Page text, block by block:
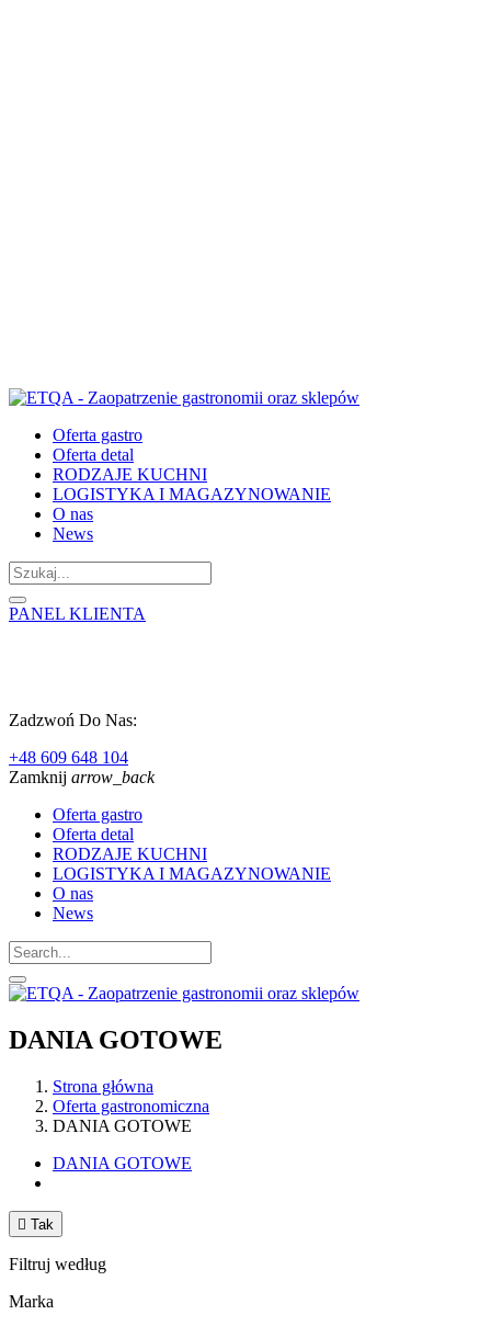
Oferta gastro
Oferta detal
RODZAJE KUCHNI
LOGISTYKA I MAGAZYNOWANIE
O nas
News
PANEL KLIENTA
Zadzwoń Do Nas:
+48 609 648 104
Zamknij arrow_back
Oferta gastro
Oferta detal
RODZAJE KUCHNI
LOGISTYKA I MAGAZYNOWANIE
O nas
News
DANIA GOTOWE
Strona główna
Oferta gastronomiczna
DANIA GOTOWE
DANIA GOTOWE
 Tak
Filtruj według
Marka